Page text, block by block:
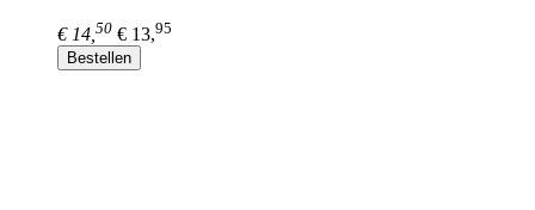
€ 14, 50 € 13,95
Bestellen